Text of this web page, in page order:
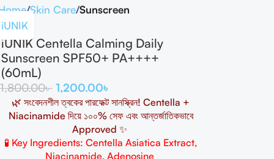
Skin Care Sunscreen
iUNIK Centella Calming Daily
Sunscreen SPF50+ PA++++
(60mL)
iUNIK
1,800.00৳ 1,200.00৳
🌿 সংবেদনশীল ত্বকের পারফেক্ট সানস্ক্রিন! Centella +
Niacinamide দিয়ে১০০% সেফ এবং আন্তর্জাতিকভাবে
Approved ✨
🧪 Key Ingredients: Centella Asiatica Extract,
Niacinamide, Adenosine